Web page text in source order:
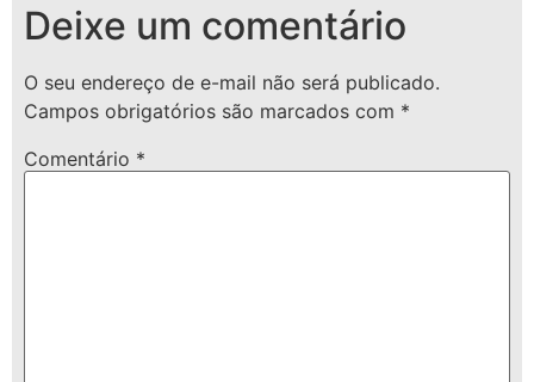
Deixe um comentário
O seu endereço de e-mail não será publicado.
Campos obrigatórios são marcados com *
Comentário *